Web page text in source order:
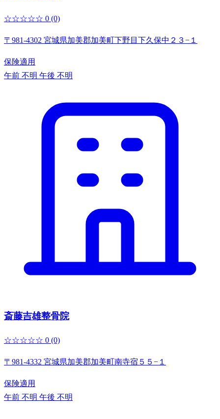
☆☆☆☆☆ 0 (0)
〒981-4302 宮城県加美郡加美町下野目下久保中２３−１
保険適用
午前 不明 午後 不明
斎藤吉雄整骨院
☆☆☆☆☆ 0 (0)
〒981-4332 宮城県加美郡加美町南寺宿５５−１
保険適用
午前 不明 午後 不明